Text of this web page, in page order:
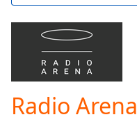
Skip
Radio Arena